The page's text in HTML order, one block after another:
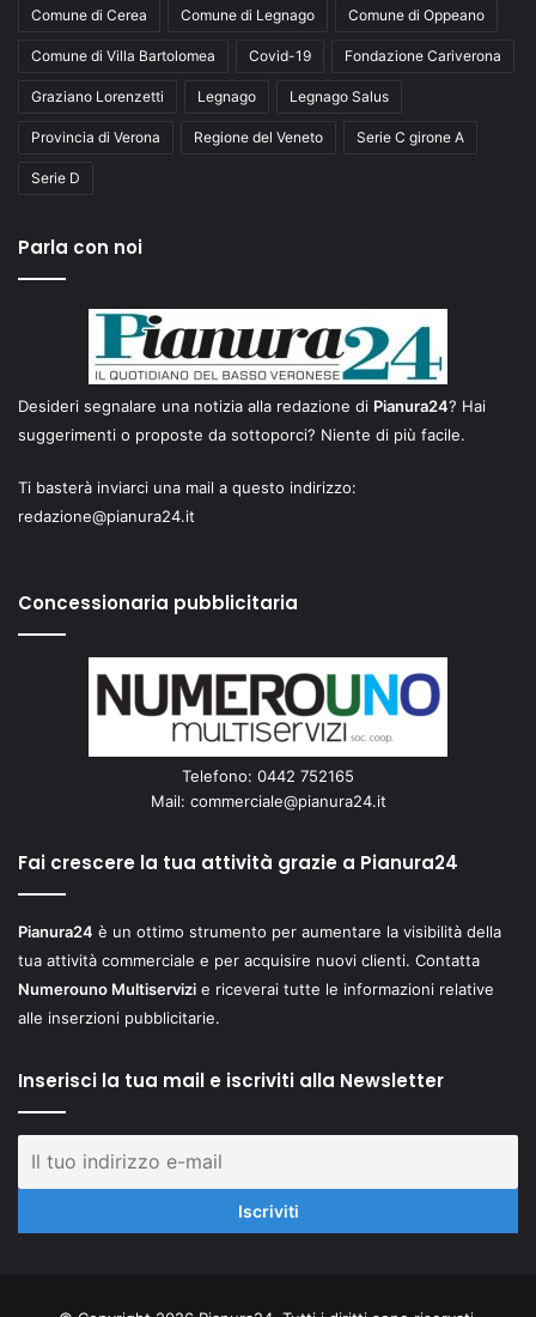
Comune di Cerea Comune di Legnago Comune di Oppeano
Comune di Villa Bartolomea Covid-19 Fondazione Cariverona
Graziano Lorenzetti Legnago Legnago Salus
Provincia di Verona Regione del Veneto Serie C girone A
Serie D
Parla con noi
Desideri segnalare una notizia alla redazione di Pianura24? Hai
suggerimenti o proposte da sottoporci? Niente di più facile.
Ti basterà inviarci una mail a questo indirizzo:
redazione@pianura24.it
Concessionaria pubblicitaria
Telefono: 0442 752165
Mail: commerciale@pianura24.it
Fai crescere la tua attività grazie a Pianura24
Pianura24 è un ottimo strumento per aumentare la visibilità della
tua attività commerciale e per acquisire nuovi clienti. Contatta
Numerouno Multiservizi e riceverai tutte le informazioni relative
alle inserzioni pubblicitarie.
Inserisci la tua mail e iscriviti alla Newsletter